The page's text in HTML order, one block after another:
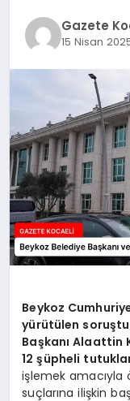
SIYASET
DÜNYA
SAĞLIK
EĞITIM
Gazete
15 Nisan
Beykoz
yürütülen
Başkanı Alaattin
12 şüpheli
işlemek amacıyla
suçlarına ilişkin